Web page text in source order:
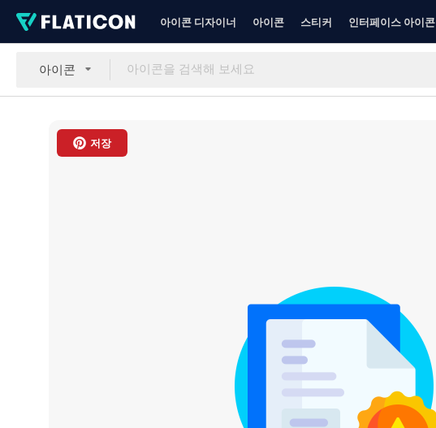
아이콘 디자이너 아이콘 스티커 인터페이스 아이콘
아이콘
저장